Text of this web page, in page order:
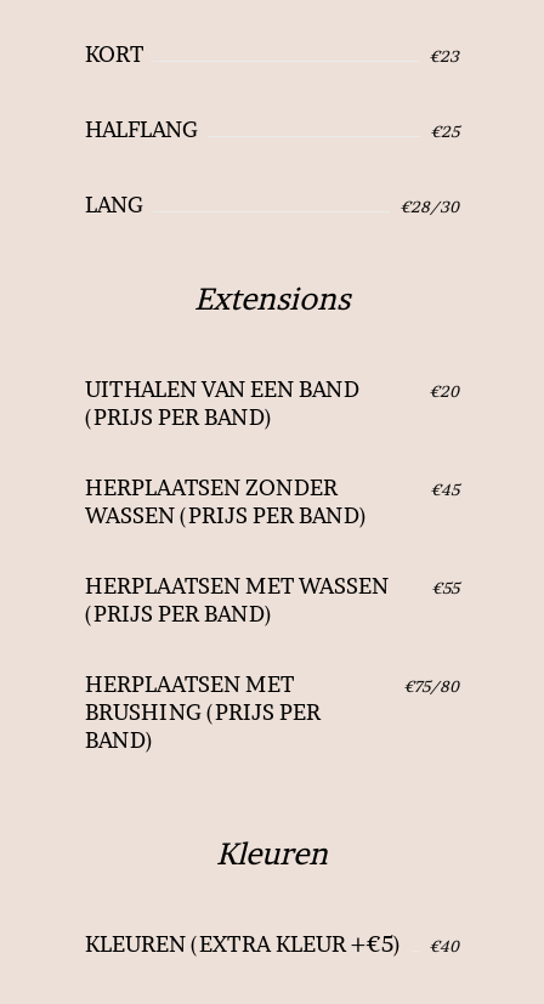
KORT €23
HALFLANG €25
LANG €28/30
Extensions
UITHALEN VAN EEN BAND
(PRIJS PER BAND)
€20
HERPLAATSEN ZONDER
WASSEN (PRIJS PER BAND)
€45
HERPLAATSEN MET WASSEN
(PRIJS PER BAND)
€55
HERPLAATSEN MET
BRUSHING (PRIJS PER
BAND)
€75/80
Kleuren
KLEUREN (EXTRA KLEUR +€5) €40